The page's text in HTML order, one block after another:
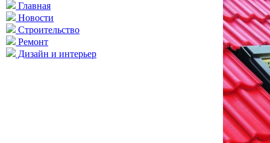
Главная
Новости
Строительство
Ремонт
Дизайн и интерьер